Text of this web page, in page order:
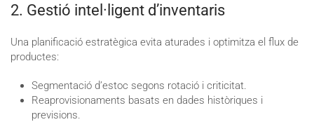
2. Gestió intel·ligent d’inventaris
Una planificació estratègica evita aturades i optimitza el flux de
productes:
Segmentació d’estoc segons rotació i criticitat.
Reaprovisionaments basats en dades històriques i
previsions.